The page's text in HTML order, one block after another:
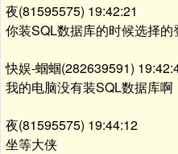
夜(81595575) 19:42:21
你装SQL数据库的时候选择
快娱-蝈蝈(282639591)
我的电脑没有装SQL数据库啊
夜(81595575) 19:44:12
坐等大侠